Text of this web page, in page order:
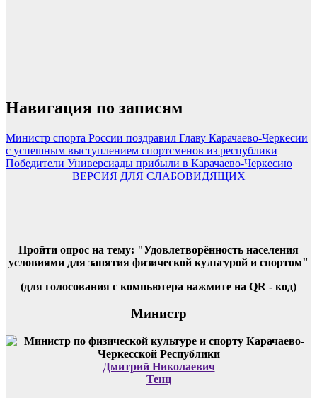
Навигация по записям
Министр спорта России поздравил Главу Карачаево-Черкесии
с успешным выступлением спортсменов из республики
Победители Универсиады прибыли в Карачаево-Черкесию
ВЕРСИЯ ДЛЯ СЛАБОВИДЯЩИХ
Пройти опрос на тему: "Удовлетворённость населения
условиями для занятия физической культурой и спортом"
(для голосования с компьютера нажмите на QR - код)
Министр
Дмитрий Николаевич
Тенц